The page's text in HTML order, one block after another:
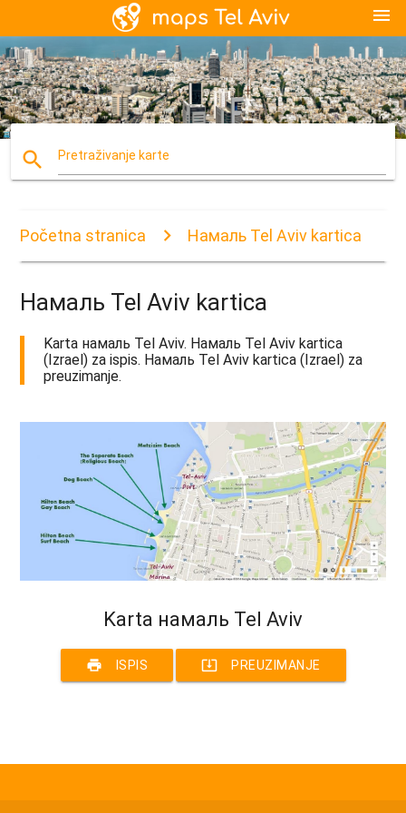
menu
search Pretraživanje karte
Početna stranica Намаль Tel Aviv kartica
Намаль Tel Aviv kartica
Karta намаль Tel Aviv. Намаль Tel Aviv kartica
(Izrael) za ispis. Намаль Tel Aviv kartica (Izrael) za
preuzimanje.
Karta намаль Tel Aviv
print ISPIS system_update_alt PREUZIMANJE